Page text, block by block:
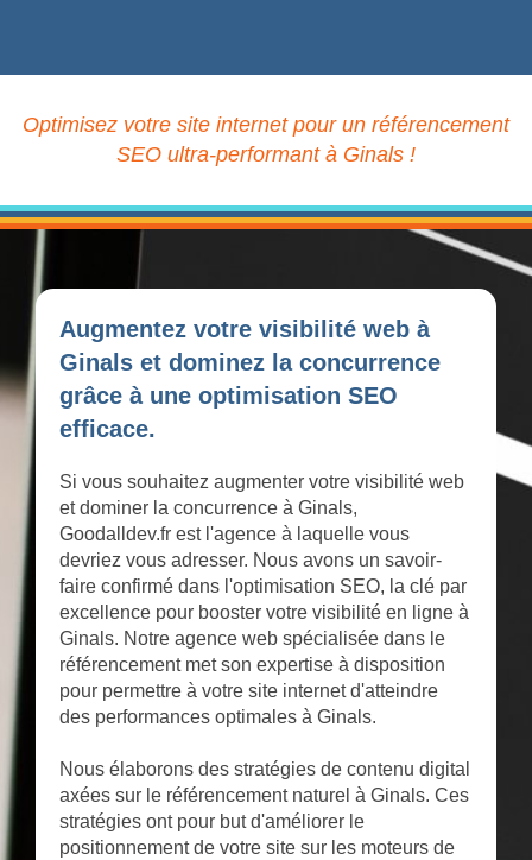
Optimisez votre site internet pour un référencement
SEO ultra-performant à Ginals !
Augmentez votre visibilité web à
Ginals et dominez la concurrence
grâce à une optimisation SEO
efficace.
Si vous souhaitez augmenter votre visibilité web
et dominer la concurrence à Ginals,
Goodalldev.fr est l'agence à laquelle vous
devriez vous adresser. Nous avons un savoir-
faire confirmé dans l'optimisation SEO, la clé par
excellence pour booster votre visibilité en ligne à
Ginals. Notre agence web spécialisée dans le
référencement met son expertise à disposition
pour permettre à votre site internet d'atteindre
des performances optimales à Ginals.
Nous élaborons des stratégies de contenu digital
axées sur le référencement naturel à Ginals. Ces
stratégies ont pour but d'améliorer le
positionnement de votre site sur les moteurs de